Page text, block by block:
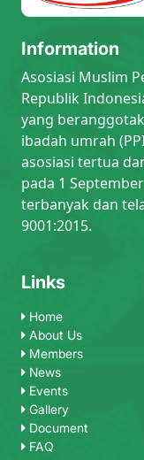
Information
Asosiasi Muslim
Republik
yang
ibadah umrah
asosiasi tertua
pada 1
terbanyak dan
9001:2015.
Links
Home
About Us
Members
News
Events
Gallery
Document
FAQ